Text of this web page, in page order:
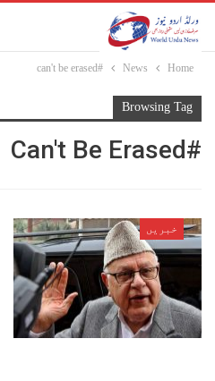
Home
News
#can't be erased
Browsing Tag
#can't Be Erased
خبریں